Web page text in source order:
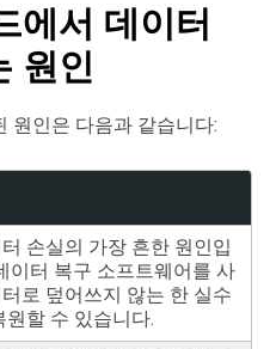
에서 데이터
원인
원인은 다음과 같습니다:
손실의 가장 흔한 원인입
이터 복구 소프트웨어를 사
로 덮어쓰지 않는 한 실수
원할 수 있습니다.